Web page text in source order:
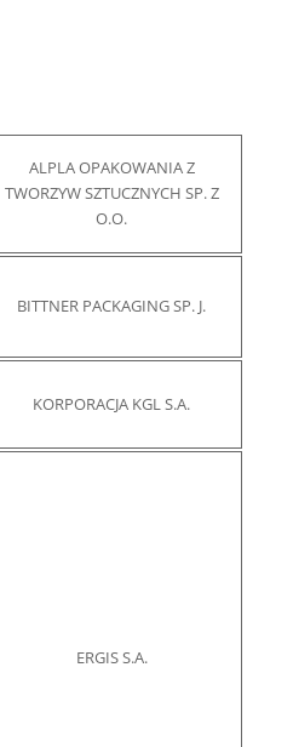
ALPLA OPAKOWANIA Z
TWORZYW SZTUCZNYCH SP. Z
O.O.
BITTNER PACKAGING SP. J.
KORPORACJA KGL S.A.
ERGIS S.A.